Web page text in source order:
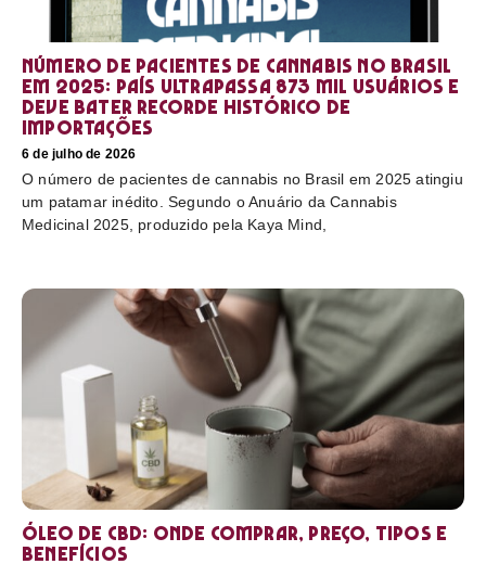
Número de pacientes de cannabis no Brasil
em 2025: país ultrapassa 873 mil usuários e
deve bater recorde histórico de
importações
6 de julho de 2026
O número de pacientes de cannabis no Brasil em 2025 atingiu
um patamar inédito. Segundo o Anuário da Cannabis
Medicinal 2025, produzido pela Kaya Mind,
Óleo de CBD: Onde comprar, preço, tipos e
benefícios